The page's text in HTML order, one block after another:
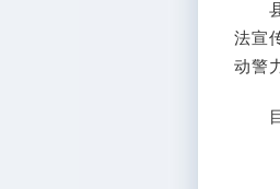
县
法宣
动警
目